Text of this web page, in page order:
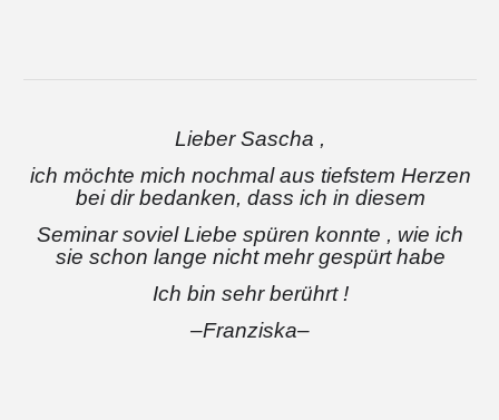
Lieber Sascha ,
ich möchte mich nochmal aus tiefstem Herzen
bei dir bedanken, dass ich in diesem
Seminar soviel Liebe spüren konnte , wie ich
sie schon lange nicht mehr gespürt habe
Ich bin sehr berührt !
–Franziska–